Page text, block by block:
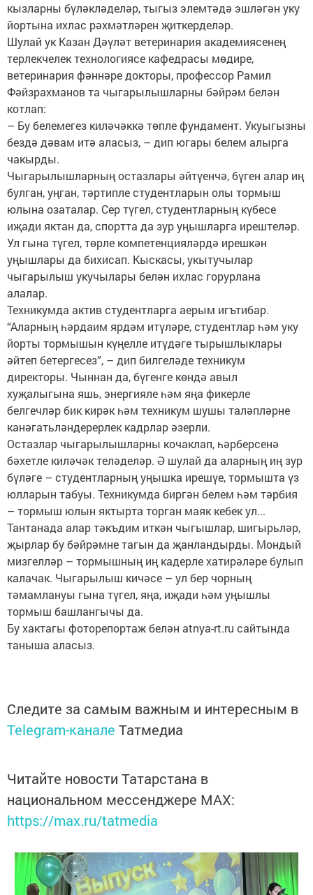
кызларны бүләкләделәр, тыгыз элемтәдә эшләгән уку
йортына ихлас рәхмәтләрен җиткерделәр.
Шулай ук Казан Дәүләт ветеринария академиясенең
терлекчелек технологиясе кафедрасы мөдире,
ветеринария фәннәре докторы, профессор Рамил
Фәйзрахманов та чыгарылышларны бәйрәм белән
котлап:
– Бу белемегез киләчәккә төпле фундамент. Укуыгызны
бездә дәвам итә аласыз, – дип югары белем алырга
чакырды.
Чыгарылышларның остазлары әйтүенчә, бүген алар иң
булган, уңган, тәртипле студентларын олы тормыш
юлына озаталар. Сер түгел, студентларның күбесе
иҗади яктан да, спортта да зур уңышларга ирештеләр.
Ул гына түгел, төрле компетенцияләрдә ирешкән
уңышлары да бихисап. Кыскасы, укытучылар
чыгарылыш укучылары белән ихлас горурлана
алалар.
Техникумда актив студентларга аерым игътибар.
“Аларның һәрдаим ярдәм итүләре, студентлар һәм уку
йорты тормышын күңелле итүдәге тырышлык­лары
әйтеп бетергесез”, – дип билгеләде техникум
директоры. Чыннан да, бүгенге көндә авыл
хуҗалыгына яшь, энергияле һәм яңа фикерле
белгечләр бик кирәк һәм техникум шушы таләпләрне
канәгатьләндерерлек кадрлар әзерли.
Остазлар чыгарылышларны кочаклап, һәрберсенә
бәхетле киләчәк теләделәр. Ә шулай да аларның иң зур
бүләге – студентларның уңышка ирешүе, тормышта үз
юлларын табуы. Техникумда биргән белем һәм тәрбия
– тормыш юлын яктырта торган маяк кебек ул...
Тантанада алар тәкъдим иткән чыгышлар, шигырьләр,
җырлар бу бәйрәмне тагын да җанландырды. Мондый
мизгелләр – тормышның иң кадерле хатирәләре булып
калачак. Чыгарылыш кичәсе – ул бер чорның
тәмамлануы гына түгел, яңа, иҗади һәм уңышлы
тормыш башлангычы да.
Бу хактагы фоторепортаж белән atnya-rt.ru сайтында
таныша аласыз.
Следите за самым важным и интересным в
Telegram-канале Татмедиа
Читайте новости Татарстана в
национальном мессенджере MАХ:
https://max.ru/tatmedia